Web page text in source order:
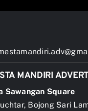
MANDIRI
Sawangan Square
Bojong Sari